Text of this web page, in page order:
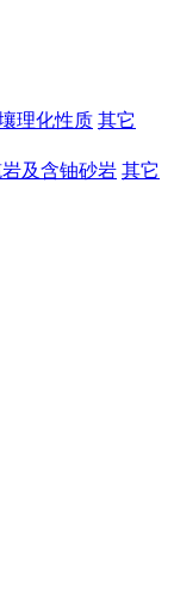
理化性质 其它
及含铀砂岩 其它